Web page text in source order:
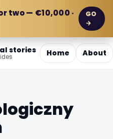
two — €10,000 ·
GO
→
stories Home About